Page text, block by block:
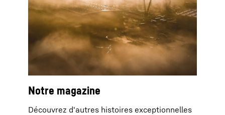
Notre magazine
Découvrez d'autres histoires exceptionnelles